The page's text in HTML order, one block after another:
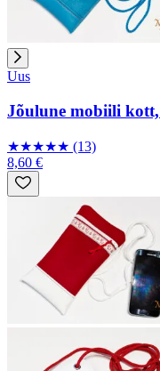
Uus
Jõulune mobiili
★★★★★ (13)
8,60 €